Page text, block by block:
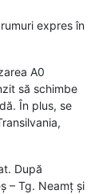
expres în
A0
să schimbe
În plus, se
După
– Tg. Neamț și